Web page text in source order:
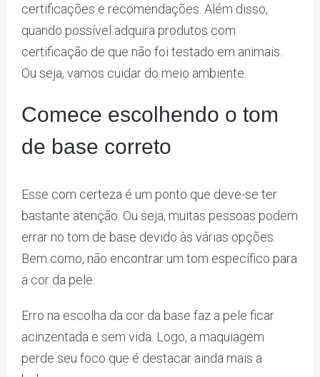
certificações e recomendações. Além disso,
quando possível adquira produtos com
certificação de que não foi testado em animais.
Ou seja, vamos cuidar do meio ambiente.
Comece escolhendo o tom
de base correto
Esse com certeza é um ponto que deve-se ter
bastante atenção. Ou seja, muitas pessoas podem
errar no tom de base devido às várias opções.
Bem como, não encontrar um tom específico para
a cor da pele.
Erro na escolha da cor da base faz a pele ficar
acinzentada e sem vida. Logo, a maquiagem
perde seu foco que é destacar ainda mais a